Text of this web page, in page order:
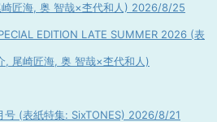
匠海, 奥 智哉×杢代和人) 2026/8/25
EDITION LATE SUMMER 2026 (表
, 尾崎匠海, 奥 智哉×杢代和人)
(表紙特集: SixTONES) 2026/8/21